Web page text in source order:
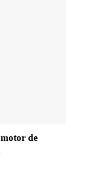
de